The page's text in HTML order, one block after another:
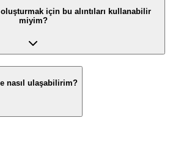
oluşturmak için bu alıntıları kullanabilir
miyim?
nasıl ulaşabilirim?